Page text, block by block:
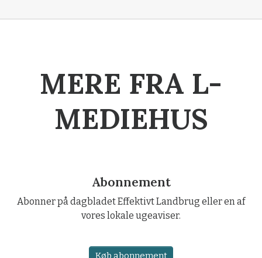
MERE FRA L-
MEDIEHUS
Abonnement
Abonner på dagbladet Effektivt Landbrug eller en af
vores lokale ugeaviser.